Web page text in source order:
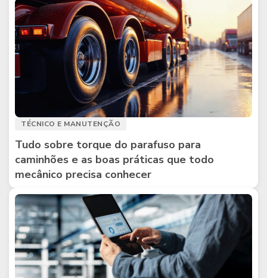
TÉCNICO E MANUTENÇÃO
Tudo sobre torque do parafuso para
caminhões e as boas práticas que todo
mecânico precisa conhecer